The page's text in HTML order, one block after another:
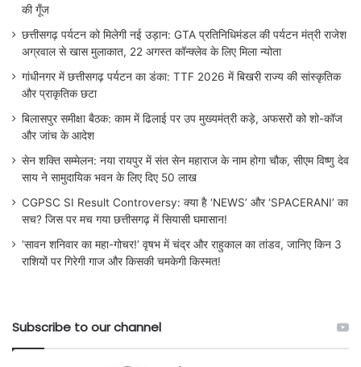
की गूँज
छत्तीसगढ़ पर्यटन को मिलेगी नई उड़ान: GTA प्रतिनिधिमंडल की पर्यटन मंत्री राजेश
अग्रवाल से खास मुलाकात, 22 अगस्त कॉन्क्लेव के लिए मिला न्योता
गांधीनगर में छत्तीसगढ़ पर्यटन का डंका: TTF 2026 में बिखरी राज्य की सांस्कृतिक
और प्राकृतिक छटा
बिलासपुर समीक्षा बैठक: काम में ढिलाई पर उप मुख्यमंत्री कड़े, अफसरों को शो-कॉज
और जांच के आदेश
सेन शक्ति सम्मेलन: नया रायपुर में संत सेन महाराज के नाम होगा चौक, सीएम विष्णु देव
साय ने सामुदायिक भवन के लिए दिए 50 लाख
CGPSC SI Result Controversy: क्या है ‘NEWS’ और ‘SPACERANI’ का
सच? जिस पर मच गया छत्तीसगढ़ में सियासी घमासान!
‘सावन शनिवार का महा-गोचर!’ वृषभ में चंद्र और राहुकाल का तांडव, जानिए किन 3
राशियों पर गिरेगी गाज और किसकी चमकेगी किस्मत!
Subscribe to our channel